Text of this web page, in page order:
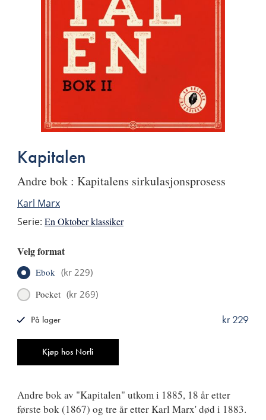
Kapitalen
Andre bok : Kapitalens sirkulasjonsprosess
Karl Marx
Serie: En Oktober klassiker
Velg format
Ebok (kr 229)
Pocket (kr 269)
Kjøp hos Norli
kr 229
På lager
Andre bok av "Kapitalen" utkom i 1885, 18 år etter
første bok (1867) og tre år etter Karl Marx' død i 1883.